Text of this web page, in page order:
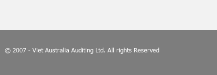
© 2007 - Viet Australia Auditing Ltd. All rights Reserved